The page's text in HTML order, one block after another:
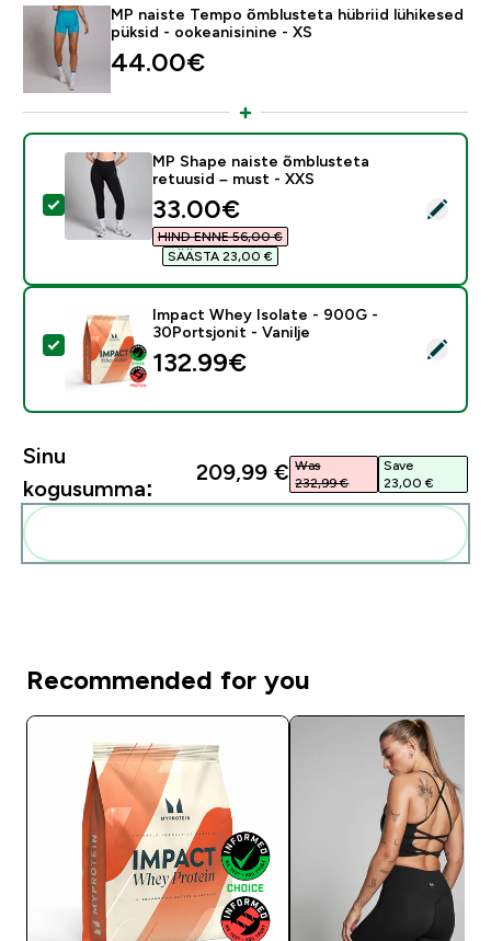
MP naiste Tempo õmblusteta hübriid lühikesed
püksid - ookeanisinine - XS
44.00€‎
Vali see toode - MP Shape naiste õmblusteta
MP Shape naiste õmblusteta
retuusid – must - XXS
discounted price
33.00€‎
HIND ENNE 56,00 €‎
SÄÄSTA 23,00 €‎
Vali see toode - Impact Whey Isolate - 900G -
Impact Whey Isolate - 900G -
30Portsjonit - Vanilje
132.99€‎
Sinu
kogusumma:
209,99 €‎ Was
232,99 €‎
Save
23,00 €‎
Recommended for you